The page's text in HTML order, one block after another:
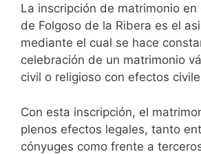
La inscripción de matrimonio en
de Folgoso de la Ribera es el
mediante el cual se hace
celebración de un matrimonio
civil o religioso con efectos
Con esta inscripción, el
plenos efectos legales, tanto
cónyuges como frente a